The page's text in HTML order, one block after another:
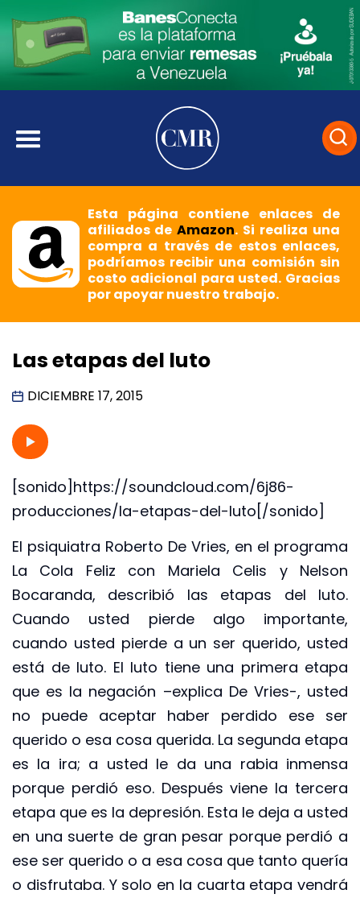
Esta página contiene enlaces de
afiliados deAmazon. Si realiza una
compra a través de estos enlaces,
podríamos recibir una comisión sin
costo adicional para usted. Gracias
por apoyar nuestro trabajo.
Las etapas del luto
DICIEMBRE 17, 2015
[sonido]https://soundcloud.com/6j86-
producciones/la-etapas-del-luto[/sonido]
El psiquiatra Roberto De Vries, en el programa
La Cola Feliz con Mariela Celis y Nelson
Bocaranda, describió las etapas del luto.
Cuando usted pierde algo importante,
cuando usted pierde a un ser querido, usted
está de luto. El luto tiene una primera etapa
que es la negación –explica De Vries-, usted
no puede aceptar haber perdido ese ser
querido o esa cosa querida. La segunda etapa
es la ira; a usted le da una rabia inmensa
porque perdió eso. Después viene la tercera
etapa que es la depresión. Esta le deja a usted
en una suerte de gran pesar porque perdió a
ese ser querido o a esa cosa que tanto quería
o disfrutaba. Y solo en la cuarta etapa vendrá